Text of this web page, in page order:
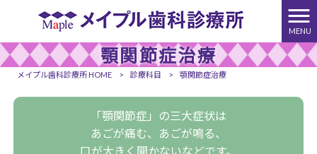
MENU
顎関節症治療
メイプル歯科診療所 HOME > 診療科目 > 顎関節症治療
「顎関節症」の三大症状は
あごが痛む、あごが鳴る、
口が大きく開かないなどです。